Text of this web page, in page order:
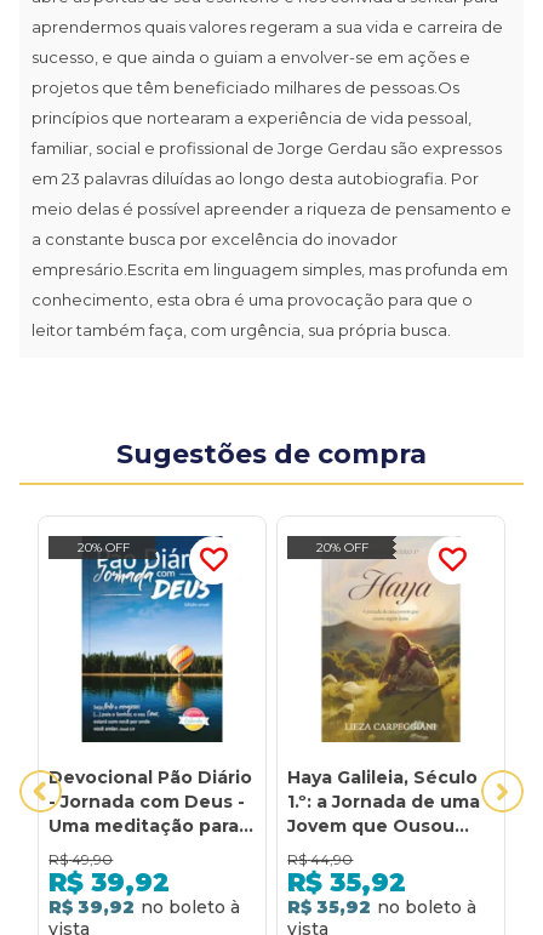
aprendermos quais valores regeram a sua vida e carreira de
sucesso, e que ainda o guiam a envolver-se em ações e
projetos que têm beneficiado milhares de pessoas.Os
princípios que nortearam a experiência de vida pessoal,
familiar, social e profissional de Jorge Gerdau são expressos
em 23 palavras diluídas ao longo desta autobiografia. Por
meio delas é possível apreender a riqueza de pensamento e
a constante busca por excelência do inovador
empresário.Escrita em linguagem simples, mas profunda em
conhecimento, esta obra é uma provocação para que o
leitor também faça, com urgência, sua própria busca.
Sugestões de compra
20% OFF
Devocional Pão Diário
- Jornada com Deus -
Uma meditação para
cada dia do ano - O
Devocional mais lido
no mundo: Jornada
com Deus - edição
R$ 49,90
R$ 39,92
R$ 39,92
20% OFF
Haya Galileia, Século
1.º: a Jornada de uma
Jovem que Ousou
Seguir Jesus: A
jornada de uma jovem
que ousou seguir
Jesus
R$ 44,90
R$ 35,92
R$ 35,92